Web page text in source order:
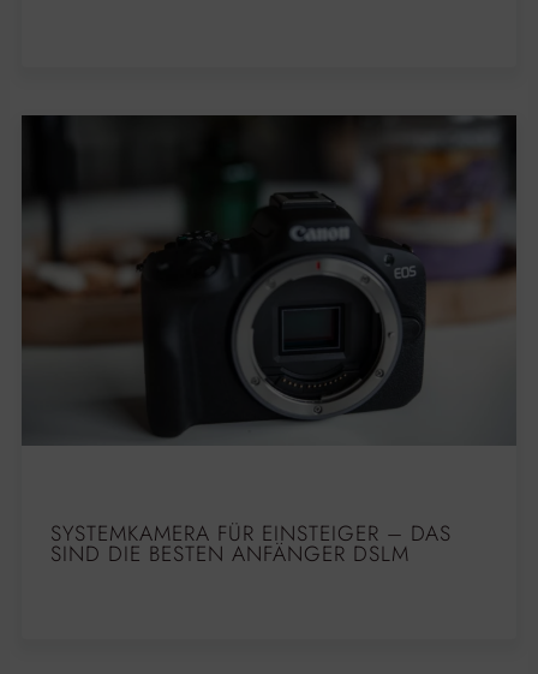
SYSTEMKAMERA FÜR EINSTEIGER – DAS
SIND DIE BESTEN ANFÄNGER DSLM